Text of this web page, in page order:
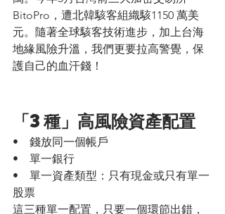
BitoPro，遭北韓駭客組織駭1150 萬美
元。隨著全球駭客技術進步，加上台海
地緣風險升溫，我們更要拉高警覺，保
護自己的血汗錢！
「3種」高風險資產配置
•    錢放同一個帳戶
•    單一銀行
•    單一資產類型：只有現金或只有單一
股票
這三種單一配置，只要一個環節出錯，